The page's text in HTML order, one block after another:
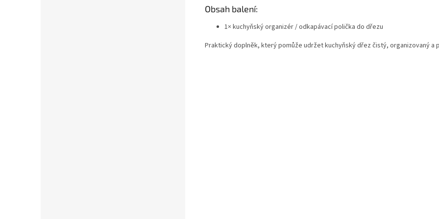
Obsah balení:
1× kuchyňský organizér / odkapávací polička do dřezu
Praktický doplněk, který pomůže udržet kuchyňský dřez čistý, organizovaný a